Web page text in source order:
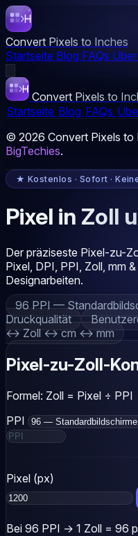
Convert Pixels to Inches
Startseite Blog FAQs
Convert Pixels to
Startseite Blog FAQs
© 2026 Convert Pixels
BigTechies.
★ Kostenlos · Sofort ·
Pixel in Zoll
Der präziseste Pixel-zu-
Pixel, DPI, PPI, Zoll, mm
Designarbeiten.
96 PPI —
Druckqualität
↔ Zoll ↔ cm ↔ mm
Pixel-zu-Zoll-
Formel: Zoll = Pixel ÷ PPI
PPI
Pixel (px)
Bei 96 PPI → 1 Zoll = 96